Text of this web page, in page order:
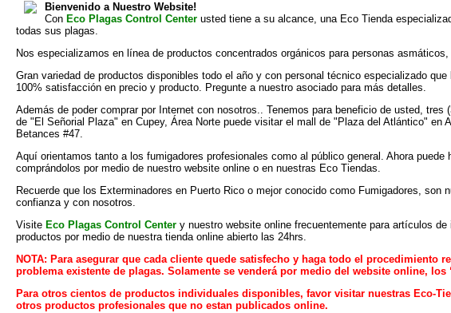
Bienvenido a Nuestro Website!
Con Eco Plagas Control Center usted tiene a su alcance, una Eco Tienda
todas sus plagas.
Nos especializamos en línea de productos concentrados orgánicos para personas
Gran variedad de productos disponibles todo el año y con personal técnico especializado
100% satisfacción en precio y producto. Pregunte a nuestro asociado para más detalles.
Además de poder comprar por Internet con nosotros.. Tenemos para beneficio de usted,
de "El Señorial Plaza" en Cupey, Área Norte puede visitar el mall de "Plaza del Atlántico"
Betances #47.
Aquí orientamos tanto a los fumigadores profesionales como al público general. Ahora
comprándolos por medio de nuestro website online o en nuestras Eco Tiendas.
Recuerde que los Exterminadores en Puerto Rico o mejor conocido como Fumigadores,
confianza y con nosotros.
Visite Eco Plagas Control Center y nuestro website online frecuentemente para artículos
productos por medio de nuestra tienda online abierto las 24hrs.
NOTA: Para asegurar que cada cliente quede satisfecho y haga todo el
problema existente de plagas. Solamente se venderá por medio del website online,
Para otros cientos de productos individuales disponibles, favor visitar nuestras Eco-
otros productos profesionales que no estan publicados online.